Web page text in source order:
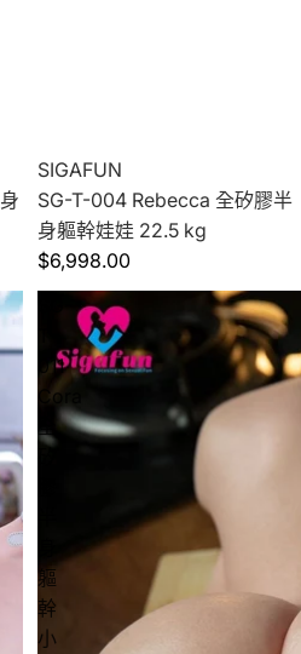
SIGAFUN
SG-T-004 Rebecca 全矽膠半
身軀幹娃娃 22.5 kg
$6,998.00
011
Cora
全
軀
幹
小